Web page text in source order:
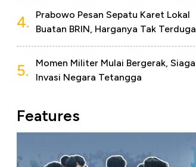
4.
Prabowo Pesan Sepatu Karet Lokal
Buatan BRIN, Harganya Tak Terduga
5.
Momen Militer Mulai Bergerak, Siaga
Invasi Negara Tetangga
Features